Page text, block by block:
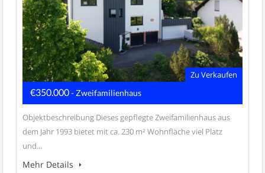
Zu Verkaufen
€350.000- Zweifamilienhaus
Objektbeschreibung Dieses gepflegte Zweifamilienhaus aus
dem Jahr 1993 bietet mit ca. 230 m² Wohnfläche viel Platz
und...
Mehr Details